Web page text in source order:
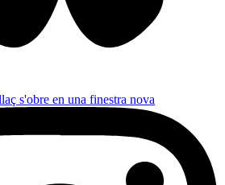
s'obre en una finestra nova